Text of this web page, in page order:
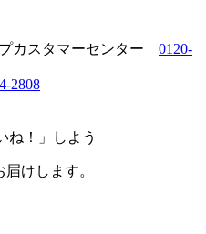
カスタマーセンター 0120-
2808
ね！」しよう
けします。